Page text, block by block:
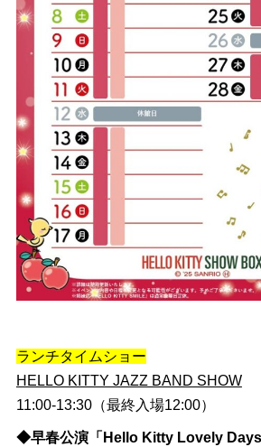
ランチタイムショー
HELLO KITTY JAZZ BAND SHOW
11:00-13:30（最終入場12:00）
◆早春公演「Hello Kitty Lovely